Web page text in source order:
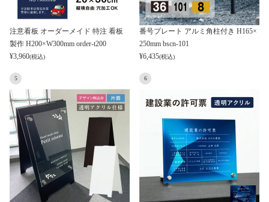
注意看板 オーダーメイド 特注 看板
製作 H200×W300mm order-t200
¥3,960(税込)
番号プレート アルミ角柱付き H165×
250mm bscn-101
¥6,435(税込)
5 6